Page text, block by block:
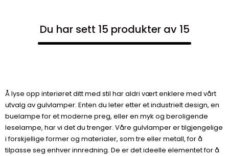
Du har sett 15 produkter av 15
Å lyse opp interiøret ditt med stil har aldri vært enklere med vårt
utvalg av gulvlamper. Enten du leter etter et industrielt design, en
buelampe for et moderne preg, eller en myk og beroligende
leselampe, har vi det du trenger. Våre gulvlamper er tilgjengelige
i forskjellige former og materialer, som tre eller metall, for å
tilpasse seg enhver innredning. De er det ideelle elementet for å